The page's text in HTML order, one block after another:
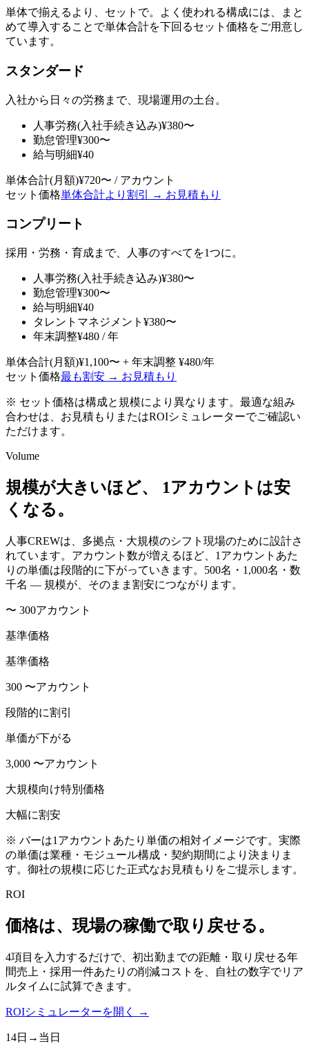
単体で揃えるより、セットで。よく使われる構成には、まと
めて導入することで単体合計を下回るセット価格をご用意し
ています。
スタンダード
入社から日々の労務まで、現場運用の土台。
人事労務(入社手続き込み)¥380〜
勤怠管理¥300〜
給与明細¥40
単体合計(月額)¥720〜 / アカウント
セット価格単体合計より割引 → お見積もり
コンプリート
採用・労務・育成まで、人事のすべてを1つに。
人事労務(入社手続き込み)¥380〜
勤怠管理¥300〜
給与明細¥40
タレントマネジメント ¥380〜
年末調整¥480 / 年
単体合計(月額)¥1,100〜 + 年末調整 ¥480/年
セット価格最も割安 → お見積もり
※ セット価格は構成と規模により異なります。最適な組み
合わせは、お見積もりまたはROIシミュレーターでご確認い
ただけます。
Volume
規模が大きいほど、 1アカウントは安
くなる。
人事CREWは、多拠点・大規模のシフト現場のために設計さ
れています。アカウント数が増えるほど、1アカウントあた
りの単価は段階的に下がっていきます。500名・1,000名・数
千名 — 規模が、そのまま割安につながります。
〜 300アカウント
基準価格
基準価格
300 〜アカウント
段階的に割引
単価が下がる
3,000 〜アカウント
大規模向け特別価格
大幅に割安
※ バーは1アカウントあたり単価の相対イメージです。実際
の単価は業種・モジュール構成・契約期間により決まりま
す。御社の規模に応じた正式なお見積もりをご提示します。
ROI
価格は、現場の稼働で取り戻せる。
4項目を入力するだけで、初出勤までの距離・取り戻せる年
間売上・採用一件あたりの削減コストを、自社の数字でリア
ルタイムに試算できます。
ROIシミュレーターを開く →
14日 → 当日